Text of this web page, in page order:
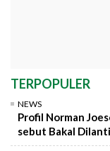
TERPOPULER
NEWS
Profil Norman
sebut Bakal